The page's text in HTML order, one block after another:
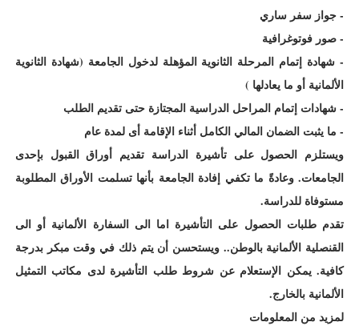
- جواز سفر ساري
- صور فوتوغرافية
- شهادة إتمام المرحلة الثانوية المؤهلة لدخول الجامعة (شهادة الثانوية
الألمانية أو ما يعادلها )
- شهادات إتمام المراحل الدراسية المجتازة حتى تقديم الطلب
- ما يثبت الضمان المالي الكامل أثناء الإقامة أى لمدة عام
ويستلزم الحصول على تأشيرة الدراسة تقديم أوراق القبول بإحدى
الجامعات. وعادةً ما تكفي إفادة الجامعة بأنها تسلمت الأوراق المطلوبة
مستوفاة للدراسة.
تقدم طلبات الحصول على التأشيرة اما الى السفارة الألمانية أو الى
القنصلية الألمانية بالوطن.. ويستحسن أن يتم ذلك في وقت مبكر بدرجة
كافية. يمكن الإستعلام عن شروط طلب التأشيرة لدى مكاتب التمثيل
الألمانية بالخارج.
لمزيد من المعلومات